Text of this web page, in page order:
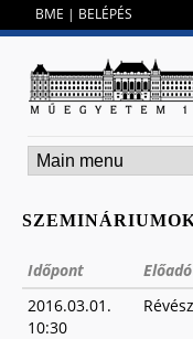
BME | BELÉPÉS
Időpont Előadó
2016.03.01.
10:30